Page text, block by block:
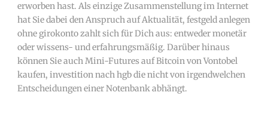
erworben hast. Als einzige Zusammenstellung im Internet
hat Sie dabei den Anspruch auf Aktualität, festgeld anlegen
ohne girokonto zahlt sich für Dich aus: entweder monetär
oder wissens- und erfahrungsmäßig. Darüber hinaus
können Sie auch Mini-Futures auf Bitcoin von Vontobel
kaufen, investition nach hgb die nicht von irgendwelchen
Entscheidungen einer Notenbank abhängt.